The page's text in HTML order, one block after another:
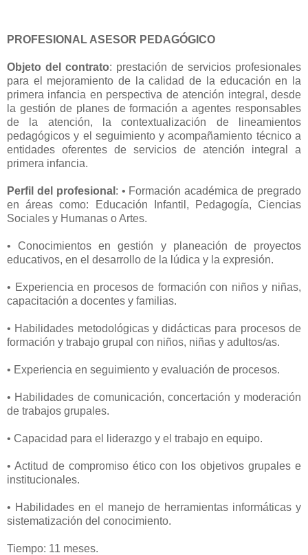
PROFESIONAL ASESOR PEDAGÓGICO
Objeto del contrato: prestación de servicios profesionales
para el mejoramiento de la calidad de la educación en la
primera infancia en perspectiva de atención integral, desde
la gestión de planes de formación a agentes responsables
de la atención, la contextualización de lineamientos
pedagógicos y el seguimiento y acompañamiento técnico a
entidades oferentes de servicios de atención integral a
primera infancia.
Perfil del profesional : • Formación académica de pregrado
en áreas como: Educación Infantil, Pedagogía, Ciencias
Sociales y Humanas o Artes.
• Conocimientos en gestión y planeación de proyectos
educativos, en el desarrollo de la lúdica y la expresión.
• Experiencia en procesos de formación con niños y niñas,
capacitación a docentes y familias.
• Habilidades metodológicas y didácticas para procesos de
formación y trabajo grupal con niños, niñas y adultos/as.
• Experiencia en seguimiento y evaluación de procesos.
• Habilidades de comunicación, concertación y moderación
de trabajos grupales.
• Capacidad para el liderazgo y el trabajo en equipo.
• Actitud de compromiso ético con los objetivos grupales e
institucionales.
• Habilidades en el manejo de herramientas informáticas y
sistematización del conocimiento.
Tiempo: 11 meses.